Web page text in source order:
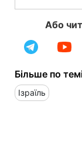
Або
Більше по
Ізраїль